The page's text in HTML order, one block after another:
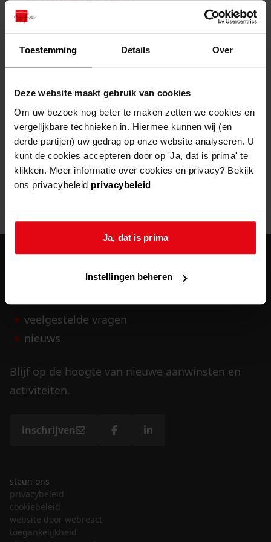
Toestemming Details Over
Deze website maakt gebruik van cookies
Om uw bezoek nog beter te maken zetten we cookies en
vergelijkbare technieken in. Hiermee kunnen wij (en
derde partijen) uw gedrag op onze website analyseren. U
kunt de cookies accepteren door op 'Ja, dat is prima' te
klikken. Meer informatie over cookies en privacy? Bekijk
ons privacybeleid privacybeleid
Ja, dat is prima
Instellingen beheren
bouwvergunningen
omgevingsvergunningen
vergunningen
uitleg nodig?
Wij helpen u op weg met een aantal zoektips.
bekijk alle zoektips
Wij helpen u op weg met een aantal zoektips.
bekijk alle zoektips
bekijk ons geschiedenislokaal
advisering en toezicht
beleidsplan
gemeenschappelijke regeling
publiek jaarverslag
steun het archief
U kunt ook Vriend worden en het Westfries
Archief steunen.
meer weten
zoektips
Door een fout tijdens het verwerken van deze pagina is het niet
404- Not Found
Mogelijk kunt u deze pagina niet bezoeken door:
een verouderde bladwijzer/favoriet
veelgestelde vragen
nieuws
Blijf op de hoogte van nieuwe aanwinsten en
activiteiten.
inschrijven
steun ons
privacybeleid
cookiebeleid
website door webreact
toegankelijkheid